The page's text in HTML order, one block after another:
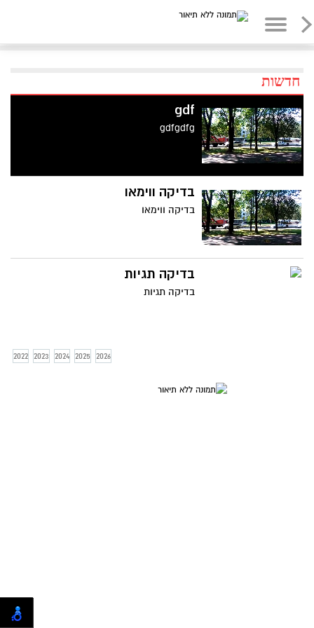
חדשות
gdf
gdfgdfg
בדיקה ווימאו
בדיקה ווימאו
בדיקה תגיות
בדיקה תגיות
2022 2023 2024 2025 2026